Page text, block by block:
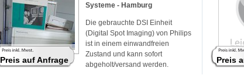
Systeme - Hamburg
Die gebrauchte DSI Einheit
(Digital Spot Imaging) von Philips
ist in einem einwandfreien
Zustand und kann sofort
abgeholt/versand werden.
Preis auf Anfrage Preis